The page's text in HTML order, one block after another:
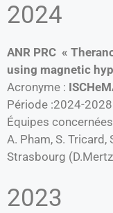
2024
ANR PRC «
using magnetic
Acronyme :
Période :2024-2028
Équipes concernées
A. Pham, S. Tricard,
Strasbourg
2023